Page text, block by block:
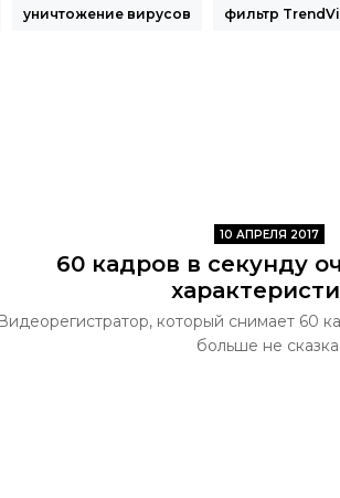
уничтожение вирусов фильтр
10 АПРЕЛЯ 2017
60 кадров в секунду
Видеорегистратор, который снимает 60
больше не сказка.